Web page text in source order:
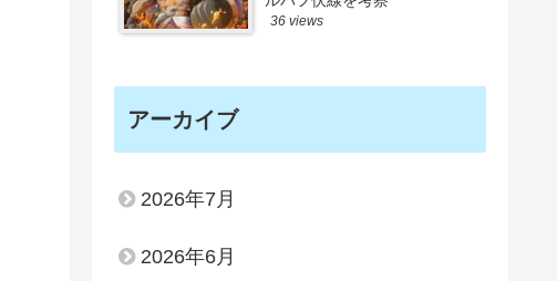
36 views
アーカイブ
2026年7月
2026年6月